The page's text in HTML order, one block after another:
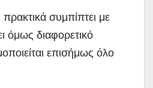
συμπίπτει με
όμως διαφορετικό
επισήμως όλο